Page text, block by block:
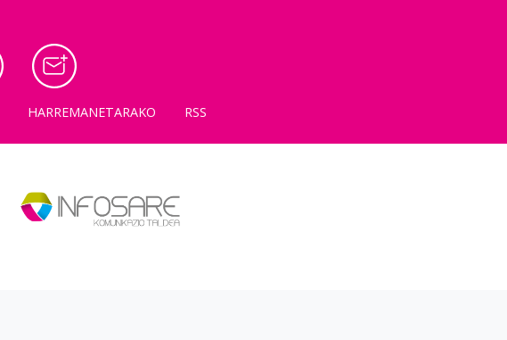
HARREMANETARAKO RSS